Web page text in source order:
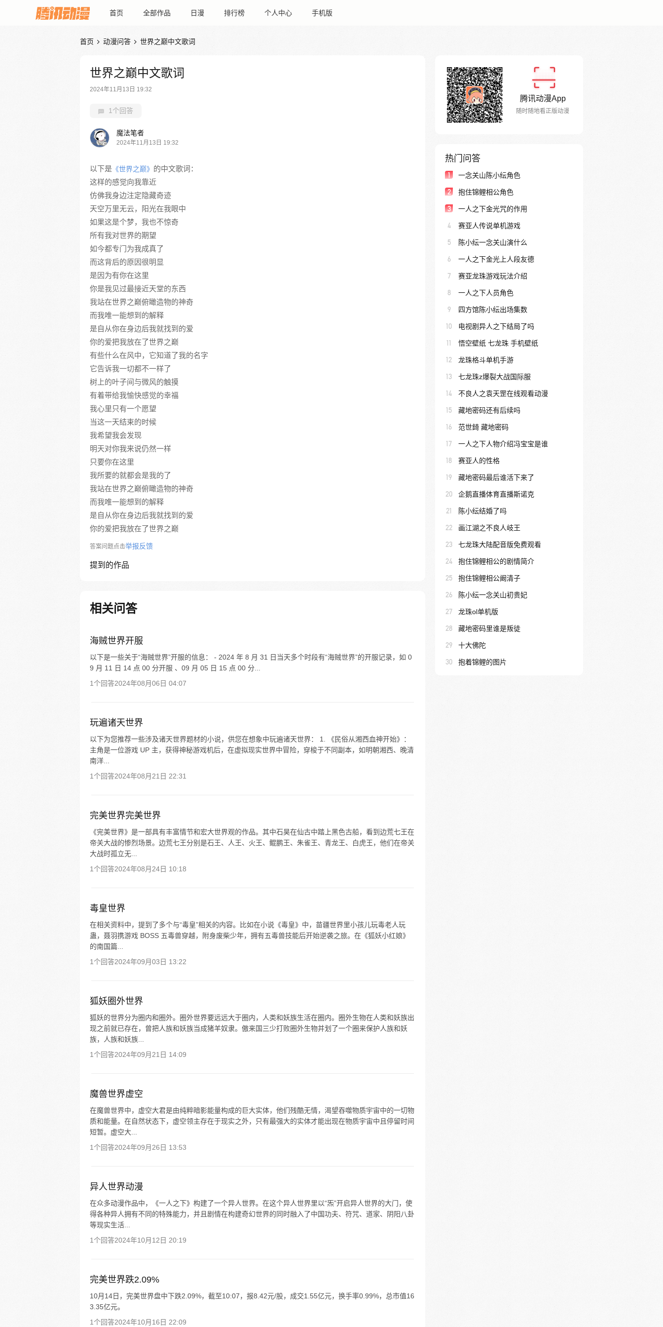
首页 全部作品 日漫 排行榜 个人中心 手机版
首页  动漫问答  世界之巅中文歌词
世界之巅中文歌词
2024年11月13日 19:32
1个回答
魔法笔者
2024年11月13日 19:32
以下是 《世界之巅》 的中文歌词：
这样的感觉向我靠近
仿佛我身边注定隐藏奇迹
天空万里无云，阳光在我眼中
如果这是个梦，我也不惊奇
所有我对世界的期望
如今都专门为我成真了
而这背后的原因很明显
是因为有你在这里
你是我见过最接近天堂的东西
我站在世界之巅俯瞰造物的神奇
而我唯一能想到的解释
是自从你在身边后我就找到的爱
你的爱把我放在了世界之巅
有些什么在风中，它知道了我的名字
它告诉我一切都不一样了
树上的叶子间与微风的触摸
有着带给我愉快感觉的幸福
我心里只有一个愿望
当这一天结束的时候
我希望我会发现
明天对你我来说仍然一样
只要你在这里
我所要的就都会是我的了
我站在世界之巅俯瞰造物的神奇
而我唯一能想到的解释
是自从你在身边后我就找到的爱
你的爱把我放在了世界之巅
答案问题点击举报反馈
提到的作品
相关问答
海贼世界开服
以下是一些关于“海贼世界”开服的信息： - 2024 年 8 月 31 日当天多个时段有“海贼世界”的开服记录，如 0
9 月 11 日 14 点 00 分开服 、09 月 05 日 15 点 00 分...
1个回答2024年08月06日 04:07
玩遍诸天世界
以下为您推荐一些涉及诸天世界题材的小说，供您在想象中玩遍诸天世界： 1. 《民俗从湘西血神开始》：
主角是一位游戏 UP 主，获得神秘游戏机后，在虚拟现实世界中冒险，穿梭于不同副本，如明朝湘西、晚清
南洋...
1个回答2024年08月21日 22:31
完美世界完美世界
《完美世界》是一部具有丰富情节和宏大世界观的作品。其中石昊在仙古中踏上黑色古船，看到边荒七王在
帝关大战的惨烈场景。边荒七王分别是石王、人王、火王、鲲鹏王、朱雀王、青龙王、白虎王，他们在帝关
大战时孤立无...
1个回答2024年08月24日 10:18
毒皇世界
在相关资料中，提到了多个与“毒皇”相关的内容。比如在小说《毒皇》中，苗疆世界里小孩儿玩毒老人玩
蛊，聂羽携游戏 BOSS 五毒兽穿越，附身废柴少年，拥有五毒兽技能后开始逆袭之旅。在《狐妖小红娘》
的南国篇...
1个回答2024年09月03日 13:22
狐妖圈外世界
狐妖的世界分为圈内和圈外。圈外世界要远远大于圈内，人类和妖族生活在圈内。圈外生物在人类和妖族出
现之前就已存在，曾把人族和妖族当成猪羊奴隶。傲来国三少打败圈外生物并划了一个圈来保护人族和妖
族，人族和妖族...
1个回答2024年09月21日 14:09
魔兽世界虚空
在魔兽世界中，虚空大君是由纯粹暗影能量构成的巨大实体，他们残酷无情，渴望吞噬物质宇宙中的一切物
质和能量。在自然状态下，虚空领主存在于现实之外，只有最强大的实体才能出现在物质宇宙中且停留时间
短暂。虚空大...
1个回答2024年09月26日 13:53
异人世界动漫
在众多动漫作品中，《一人之下》构建了一个异人世界。在这个异人世界里以“炁”开启异人世界的大门，使
得各种异人拥有不同的特殊能力，并且剧情在构建奇幻世界的同时融入了中国功夫、符咒、道家、阴阳八卦
等现实生活...
1个回答2024年10月12日 20:19
完美世界跌2.09%
10月14日，完美世界盘中下跌2.09%，截至10:07，报8.42元/股，成交1.55亿元，换手率0.99%，总市值16
3.35亿元。
1个回答2024年10月16日 22:09
腾讯动漫App
随时随地看正版动漫
热门问答
1 一念关山陈小纭角色
2 抱住锦鲤相公角色
3 一人之下金光咒的作用
4 赛亚人传说单机游戏
5 陈小纭一念关山演什么
6 一人之下金光上人段友德
7 赛亚龙珠游戏玩法介绍
8 一人之下人员角色
9 四方馆陈小纭出场集数
10 电视剧异人之下结局了吗
11 悟空壁纸 七龙珠 手机壁纸
12 龙珠格斗单机手游
13 七龙珠z爆裂大战国际服
14 不良人之袁天罡在线观看动漫
15 藏地密码还有后续吗
16 范世錡 藏地密码
17 一人之下人物介绍冯宝宝是谁
18 赛亚人的性格
19 藏地密码最后谁活下来了
20 企鹅直播体育直播斯诺克
21 陈小纭结婚了吗
22 画江湖之不良人岐王
23 七龙珠大陆配音版免费观看
24 抱住锦鲤相公的剧情简介
25 抱住锦鲤相公阚清子
26 陈小纭一念关山初贵妃
27 龙珠ol单机版
28 藏地密码里谁是叛徒
29 十大佛陀
30 抱着锦鲤的图片